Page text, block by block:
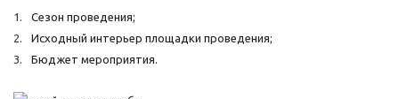
Сезон проведения;
Исходный интерьер площадки проведения;
Бюджет мероприятия.